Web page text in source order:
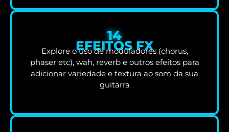
14
EFEITOS FX
Explore o uso de moduladores (chorus,
phaser etc), wah, reverb e outros efeitos para
adicionar variedade e textura ao som da sua
guitarra